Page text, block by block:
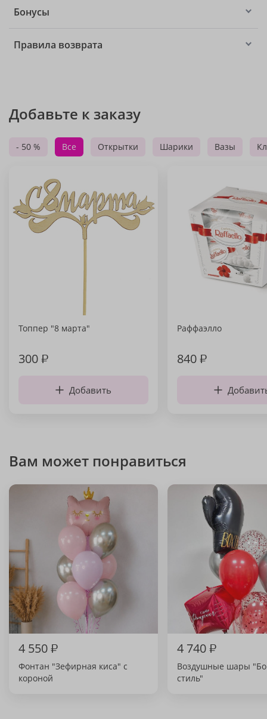
Бонусы
Правила возврата
Добавьте к заказу
- 50 % Все Открытки Шарики Вазы
Топпер "8 марта"
300₽
Добавить
Раффаэлло
840₽
Вам может понравиться
4 550₽
Фонтан "Зефирная киса" с
короной
4 740₽
Воздушные шары
стиль"